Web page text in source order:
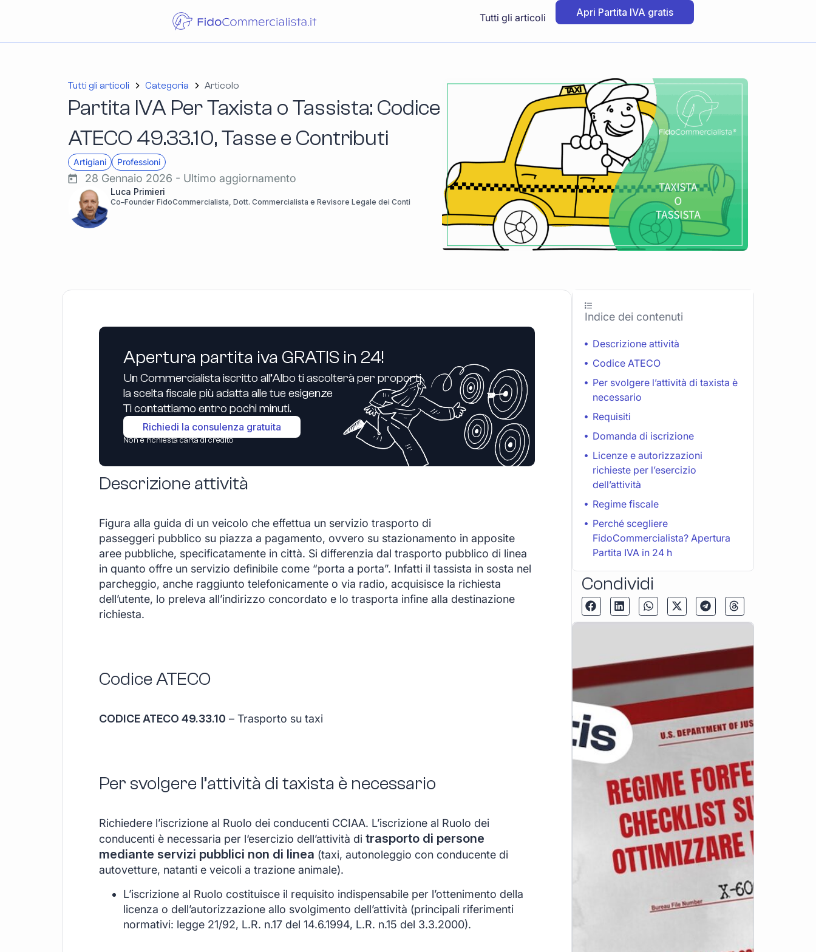
Tutti gli articoli Apri Partita IVA gratis
Tutti gli articoli Categoria Articolo
Partita IVA Per Taxista o Tassista: Codice
ATECO 49.33.10, Tasse e Contributi
Artigiani Professioni
28 Gennaio 2026 - Ultimo aggiornamento
Luca Primieri
Co–Founder FidoCommercialista, Dott. Commercialista e Revisore Legale dei Conti
Apertura partita iva GRATIS in 24!
Un Commercialista iscritto all’Albo ti ascolterà per proporti
la scelta fiscale più adatta alle tue esigenze
Ti contattiamo entro pochi minuti.
Richiedi la consulenza gratuita
Non è richiesta carta di credito
Descrizione attività
Figura alla guida di un veicolo che effettua un servizio trasporto di
passeggeri pubblico su piazza a pagamento, ovvero su stazionamento in apposite
aree pubbliche, specificatamente in città. Si differenzia dal trasporto pubblico di linea
in quanto offre un servizio definibile come “porta a porta”. Infatti il tassista in sosta nel
parcheggio, anche raggiunto telefonicamente o via radio, acquisisce la richiesta
dell’utente, lo preleva all’indirizzo concordato e lo trasporta infine alla destinazione
richiesta.
Codice ATECO
CODICE ATECO 49.33.10 – Trasporto su taxi
Per svolgere l’attività di taxista è necessario
Richiedere l’iscrizione al Ruolo dei conducenti CCIAA. L’iscrizione al Ruolo dei
conducenti è necessaria per l‘esercizio dell’attività di trasporto di persone
mediante servizi pubblici non di linea (taxi, autonoleggio con conducente di
autovetture, natanti e veicoli a trazione animale).
L’iscrizione al Ruolo costituisce il requisito indispensabile per l’ottenimento della
licenza o dell’autorizzazione allo svolgimento dell’attività (principali riferimenti
normativi: legge 21/92, L.R. n.17 del 14.6.1994, L.R. n.15 del 3.3.2000).
Indice dei contenuti
Descrizione attività
Codice ATECO
Per svolgere l’attività di taxista è
necessario
Requisiti
Domanda di iscrizione
Licenze e autorizzazioni
richieste per l’esercizio
dell’attività
Regime fiscale
Perché scegliere
FidoCommercialista? Apertura
Partita IVA in 24 h
Condividi